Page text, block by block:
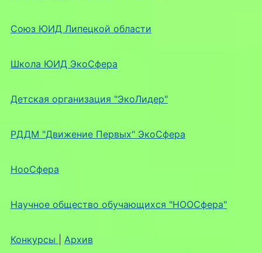
Союз ЮИД Липецкой области
Школа ЮИД ЭкоСфера
Детская организация "ЭкоЛидер"
РДДМ "Движение Первых" ЭкоСфера
НооСфера
Научное общество обучающихся "НООСфера"
Конкурсы Архив